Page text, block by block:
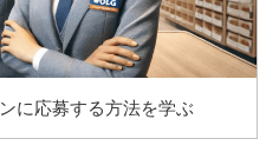
に応募する方法を学ぶ